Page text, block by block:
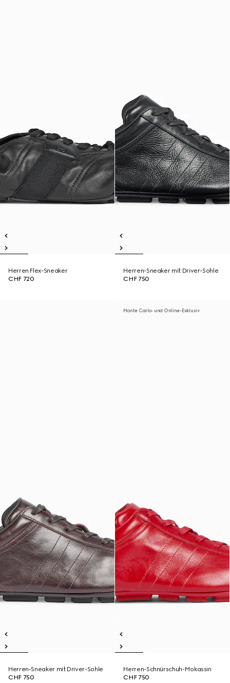
Herren Flex-Sneaker
CHF 720
Herren-Sneaker mit Driver-Sohle
CHF 750
Herren-Sneaker mit Driver-Sohle
CHF 750
Monte Carlo- und Online-Exklusiv
Herren-Schnürschuh-Mokassin
CHF 750